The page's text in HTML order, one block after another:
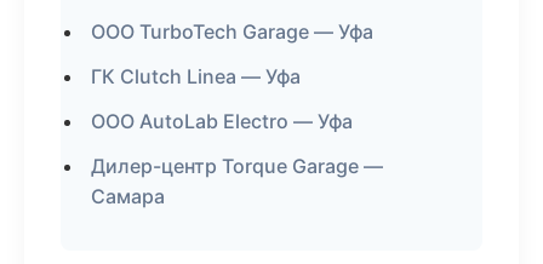
ООО TurboTech Garage — Уфа
ГК Clutch Linea — Уфа
ООО AutoLab Electro — Уфа
Дилер-центр Torque Garage —
Самара